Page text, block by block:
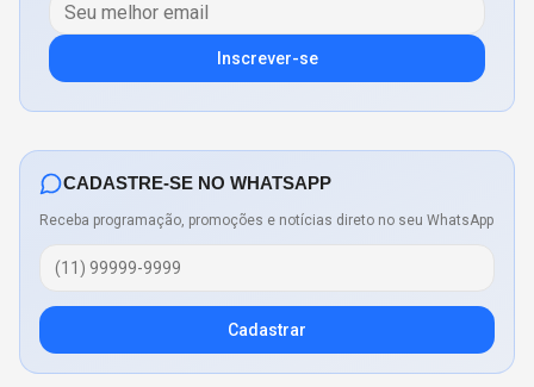
Inscrever-se
CADASTRE-SE NO WHATSAPP
Receba programação, promoções e notícias direto no seu WhatsApp
Cadastrar